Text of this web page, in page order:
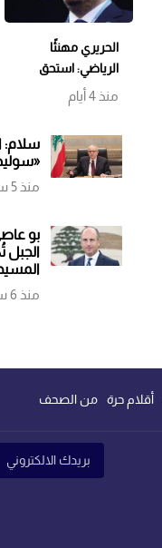
الحريري مهنئًا
الرياضي: استحق
البطولة عن جدارة…
وحظًا أوفر للحكمة
منذ 4 أيام
سلام:
منذ 5 ساعات
بو
الجبل
منذ 6 ساعات
أقلام حرة من الصحف